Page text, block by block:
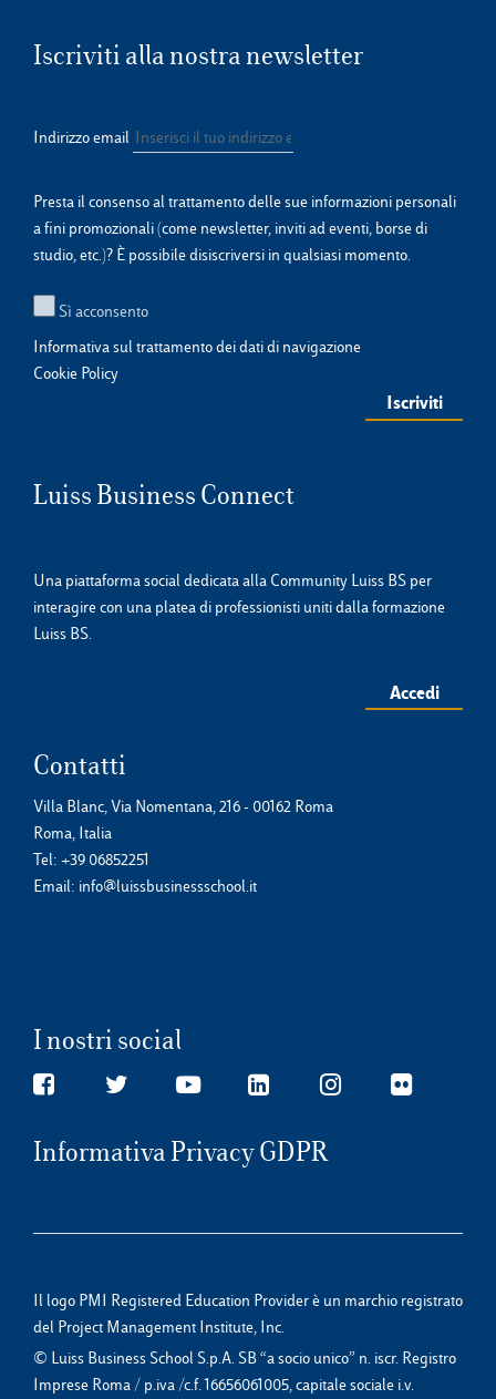
Iscriviti alla nostra newsletter
Indirizzo email
Presta il consenso al trattamento delle sue informazioni personali
a fini promozionali (come newsletter, inviti ad eventi, borse di
studio, etc.)? È possibile disiscriversi in qualsiasi momento.
Sì acconsento
Informativa sul trattamento dei dati di navigazione
Cookie Policy
Luiss Business Connect
Una piattaforma social dedicata alla Community Luiss BS per
interagire con una platea di professionisti uniti dalla formazione
Luiss BS.
Accedi
Contatti
Villa Blanc, Via Nomentana, 216 - 00162 Roma
Roma, Italia
Tel: +39 06852251
Email: info@luissbusinessschool.it
I nostri social
Informativa Privacy GDPR
Il logo PMI Registered Education Provider è un marchio registrato
del Project Management Institute, Inc.
© Luiss Business School S.p.A. SB “a socio unico” n. iscr. Registro
Imprese Roma / p.iva /c.f. 16656061005, capitale sociale i.v.